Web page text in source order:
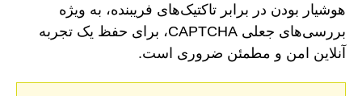
هوشیار بودن در برابر تاکتیک‌های فریبنده، به ویژه
بررسی‌های جعلی CAPTCHA، برای حفظ یک تجربه
آنلاین امن و مطمئن ضروری است.